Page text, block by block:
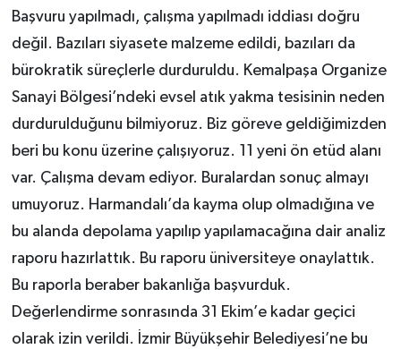
Başvuru yapılmadı, çalışma yapılmadı iddiası doğru
değil. Bazıları siyasete malzeme edildi, bazıları da
bürokratik süreçlerle durduruldu. Kemalpaşa Organize
Sanayi Bölgesi’ndeki evsel atık yakma tesisinin neden
durdurulduğunu bilmiyoruz. Biz göreve geldiğimizden
beri bu konu üzerine çalışıyoruz. 11 yeni ön etüd alanı
var. Çalışma devam ediyor. Buralardan sonuç almayı
umuyoruz. Harmandalı’da kayma olup olmadığına ve
bu alanda depolama yapılıp yapılamacağına dair analiz
raporu hazırlattık. Bu raporu üniversiteye onaylattık.
Bu raporla beraber bakanlığa başvurduk.
Değerlendirme sonrasında 31 Ekim’e kadar geçici
olarak izin verildi. İzmir Büyükşehir Belediyesi’ne bu